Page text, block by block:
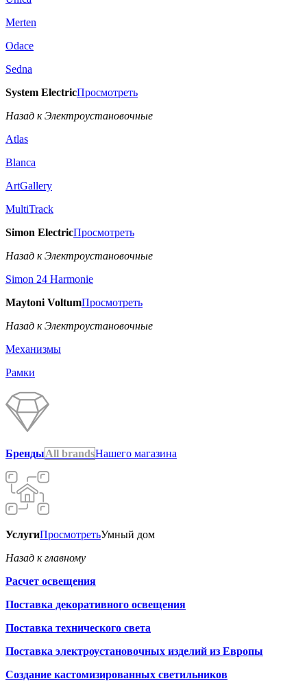
Merten
Odace
Sedna
System ElectricПросмотреть
Назад к Электроустановочные
Atlas
Blanca
ArtGallery
MultiTrack
Simon ElectricПросмотреть
Назад к Электроустановочные
Simon 24 Harmonie
Maytoni VoltumПросмотреть
Назад к Электроустановочные
Механизмы
Рамки
БрендыAll brandsНашего магазина
УслугиПросмотретьУмный дом
Назад к главному
Расчет освещения
Поставка декоративного освещения
Поставка технического света
Поставка электроустановочных изделий из Европы
Создание кастомизированных светильников